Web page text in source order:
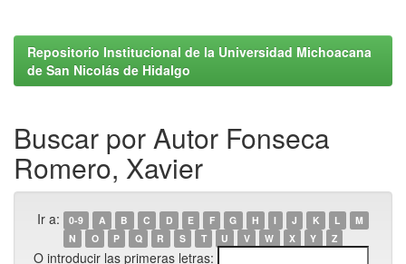
Repositorio Institucional de la Universidad Michoacana
de San Nicolás de Hidalgo
Buscar por Autor Fonseca
Romero, Xavier
Ir a: 0-9 A B C D E F G H I J K L
M
N
O P Q R S T U V W X Y Z
O introducir las primeras letras: